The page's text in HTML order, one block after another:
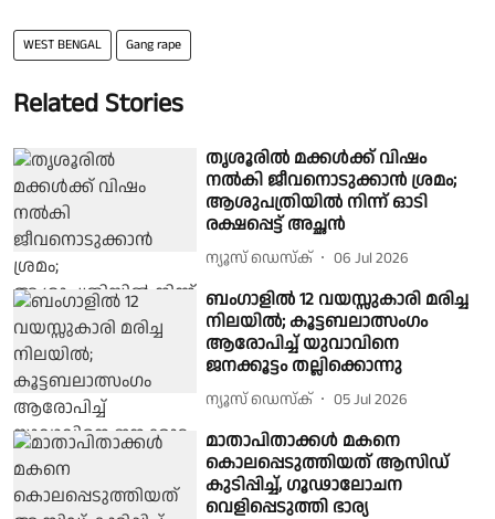
WEST BENGAL Gang rape
Related Stories
തൃശൂരിൽ മക്കള്‍ക്ക് വിഷം
നല്‍കി ജീവനൊടുക്കാന്‍ ശ്രമം;
ആശുപത്രിയില്‍ നിന്ന് ഓടി
രക്ഷപ്പെട്ട് അച്ഛന്‍
ന്യൂസ് ഡെസ്ക് 06 Jul 2026
ബംഗാളില്‍ 12 വയസ്സുകാരി മരിച്ച
നിലയില്‍; കൂട്ടബലാത്സംഗം
ആരോപിച്ച് യുവാവിനെ
ജനക്കൂട്ടം തല്ലിക്കൊന്നു
ന്യൂസ് ഡെസ്ക് 05 Jul 2026
മാതാപിതാക്കൾ മകനെ
കൊലപ്പെടുത്തിയത് ആസിഡ്
കുടിപ്പിച്ച്, ഗൂഢാലോചന
വെളിപ്പെടുത്തി ഭാര്യ